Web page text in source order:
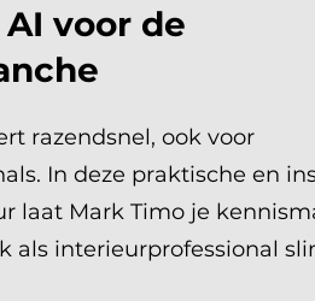
voor de
razendsnel, ook voor
In deze praktische en
laat Mark Timo je
als interieurprofessional